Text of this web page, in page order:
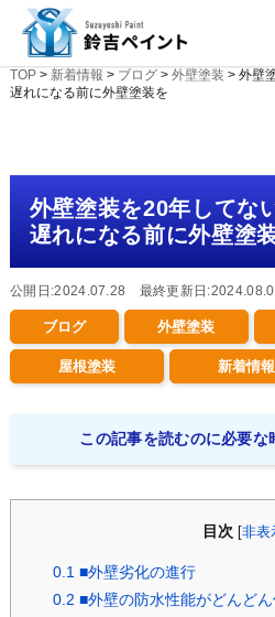
TOP> 新着情報 > ブログ> 外壁塗装 > 外壁
遅れになる前に外壁塗装を
外壁塗装を20年してな
遅れになる前に外壁塗
公開日:2024.07.28 最終更新日
ブログ 外壁塗装
屋根塗装 新着情報
この記事を読むのに必要な
目次 [非表
0.1 ■外壁劣化の進行
0.2 ■外壁の防水性能がどんど